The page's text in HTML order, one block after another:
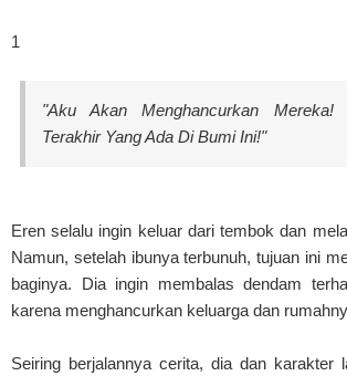
1
"Aku Akan Menghancurkan Mereka!
Terakhir Yang Ada Di Bumi Ini!"
Eren selalu ingin keluar dari tembok dan
Namun, setelah ibunya terbunuh, tujuan ini
baginya. Dia ingin membalas dendam
karena menghancurkan keluarga dan
Seiring berjalannya cerita, dia dan karakter